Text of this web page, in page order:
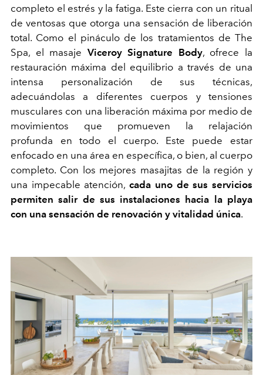
completo el estrés y la fatiga. Este cierra con un ritual
de ventosas que otorga una sensación de liberación
total. Como el pináculo de los tratamientos de The
Spa, el masaje Viceroy Signature Body, ofrece la
restauración máxima del equilibrio a través de una
intensa personalización de sus técnicas,
adecuándolas a diferentes cuerpos y tensiones
musculares con una liberación máxima por medio de
movimientos que promueven la relajación
profunda en todo el cuerpo. Este puede estar
enfocado en una área en específica, o bien, al cuerpo
completo. Con los mejores masajitas de la región y
una impecable atención,cada uno de sus servicios
permiten salir de sus instalaciones hacia la playa
con una sensación de renovación y vitalidad única.